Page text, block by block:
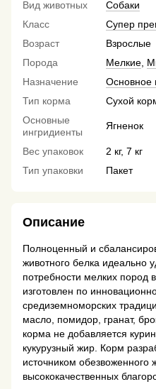
Вид животных
Собаки
Класс
Супер
Возраст
Взрослые
Порода
Мелкие
Назначение
Основное
Тип корма
Сухой
Основные
ингридиенты
Ягненок
Вес упаковок
2 кг, 7 кг
Тип упаковки
Пакет
Описание
Полноценный и
животного белка идеально
потребности мелких пород
изготовлен по
средиземноморских
масло, помидор, гранат,
корма не добавляется
кукурузный жир. Корм
источником обезвоженного
высококачественных